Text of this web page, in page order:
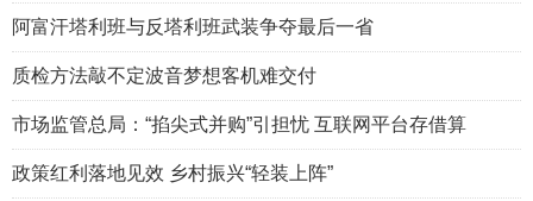
阿富汗塔利班与反塔利班武装争夺最后一省
质检方法敲不定波音梦想客机难交付
市场监管总局：“掐尖式并购”引担忧 互联网平台存借算
政策红利落地见效 乡村振兴“轻装上阵”